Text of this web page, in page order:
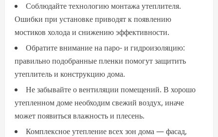
Соблюдайте технологию монтажа утеплителя.
Ошибки при установке приводят к появлению
мостиков холода и снижению эффективности.
Обратите внимание на паро- и гидроизоляцию:
правильно подобранные пленки помогут защитить
утеплитель и конструкцию дома.
Не забывайте о вентиляции помещений. В хорошо
утепленном доме необходим свежий воздух, иначе
может появиться влажность и плесень.
Комплексное утепление всех зон дома — фасад,